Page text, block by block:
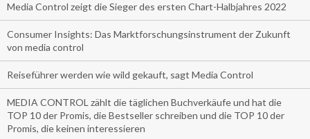
Media Control zeigt die Sieger des ersten Chart-Halbjahres 2022
Consumer Insights: Das Marktforschungsinstrument der Zukunft
von media control
Reiseführer werden wie wild gekauft, sagt Media Control
MEDIA CONTROL zählt die täglichen Buchverkäufe und hat die
TOP 10 der Promis, die Bestseller schreiben und die TOP 10 der
Promis, die keinen interessieren